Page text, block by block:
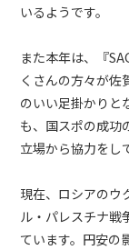
いるようです。
また本年は、『
くさんの方々が佐
のいい足掛かりと
も、国スポの成功
立場から協力をし
現在、ロシアのウ
ル・パレスチナ戦
ています。円安の